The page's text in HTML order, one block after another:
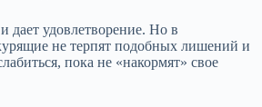
дает удовлетворение. Но в
не терпят подобных лишений и
пока не «накормят» свое